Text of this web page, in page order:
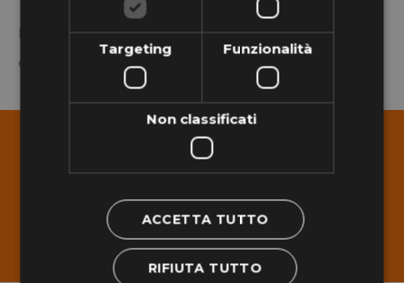
Persona d’ordine e scrupolosa, mette sempre a
disposizione la sua affidabilità.
Service Menerga
L'assistenza tecnica, il nostro fiore all'occhiello.
Targeting Funzionalità
Non classificati
ACCETTA TUTTO
RIFIUTA TUTTO